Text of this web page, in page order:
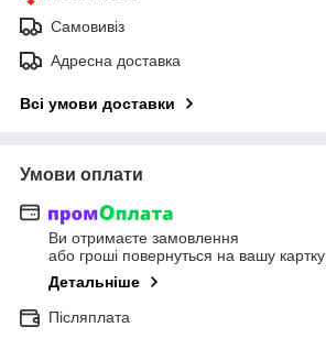
Самовивіз
Адресна доставка
Всі умови доставки
Умови оплати
Ви отримаєте замовлення
або гроші повернуться на вашу картку
Детальніше
Післяплата